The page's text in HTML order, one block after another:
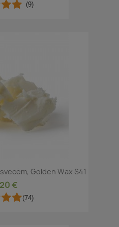
(9)
Golden Wax S41
€
(74)